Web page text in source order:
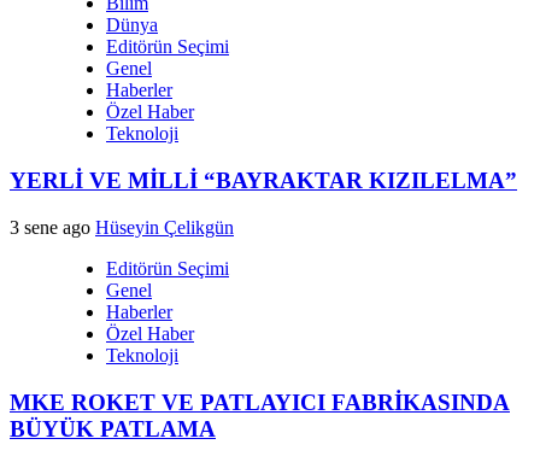
Dünya
Editörün Seçimi
Genel
Haberler
Özel Haber
Teknoloji
YERLİ VE MİLLİ “BAYRAKTAR KIZILELMA”
3 sene ago Hüseyin Çelikgün
Editörün Seçimi
Genel
Haberler
Özel Haber
Teknoloji
MKE ROKET VE PATLAYICI FABRİKASINDA
BÜYÜK PATLAMA